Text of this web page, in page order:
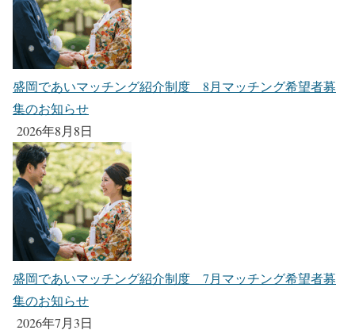
盛岡であいマッチング紹介制度 8月マッチング希望者募
集のお知らせ
2026年8月8日
盛岡であいマッチング紹介制度 7月マッチング希望者募
集のお知らせ
2026年7月3日